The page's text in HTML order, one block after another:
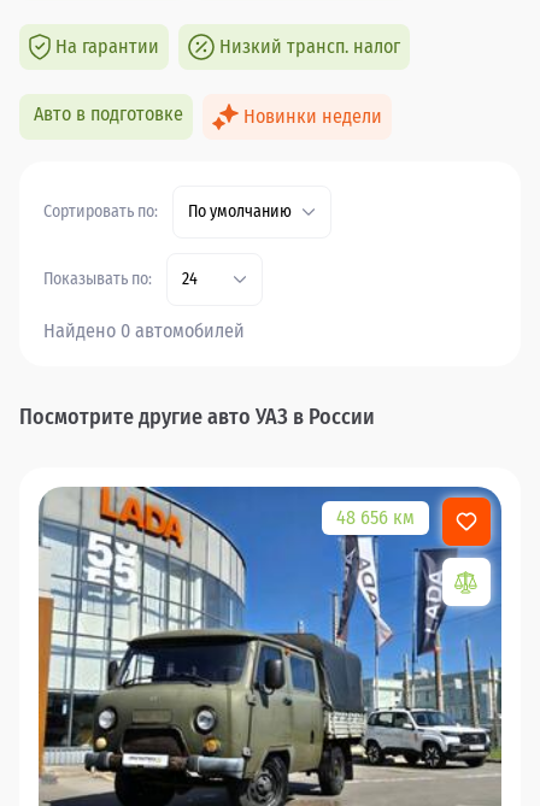
На гарантии Низкий трансп. налог
Авто в подготовке Новинки недели
Сортировать по: По умолчанию
Показывать по: 24
Найдено 0 автомобилей
Посмотрите другие авто УАЗ в России
48 656 км